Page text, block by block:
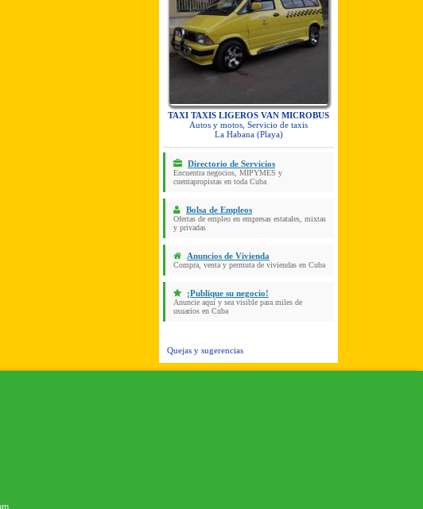
TAXI TAXIS LIGEROS VAN MICROBUS
Autos y motos, Servicio de taxis
La Habana (Playa)
Directorio de Servicios
Encuentra negocios, MIPYMES y
cuentapropistas en toda Cuba
Bolsa de Empleos
Ofertas de empleo en empresas estatales, mixtas
y privadas
Anuncios de Vivienda
Compra, venta y permuta de viviendas en Cuba
¡Publique su negocio!
Anuncie aquí y sea visible para miles de
usuarios en Cuba
Quejas y sugerencias